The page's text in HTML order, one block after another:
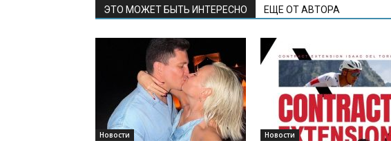
ЭТО МОЖЕТ БЫТЬ ИНТЕРЕСНО ЕЩЕ ОТ АВТОРА
Новости Новости